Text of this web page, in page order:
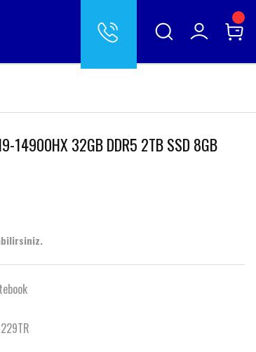
14900HX 32GB DDR5 2TB SSD 8GB